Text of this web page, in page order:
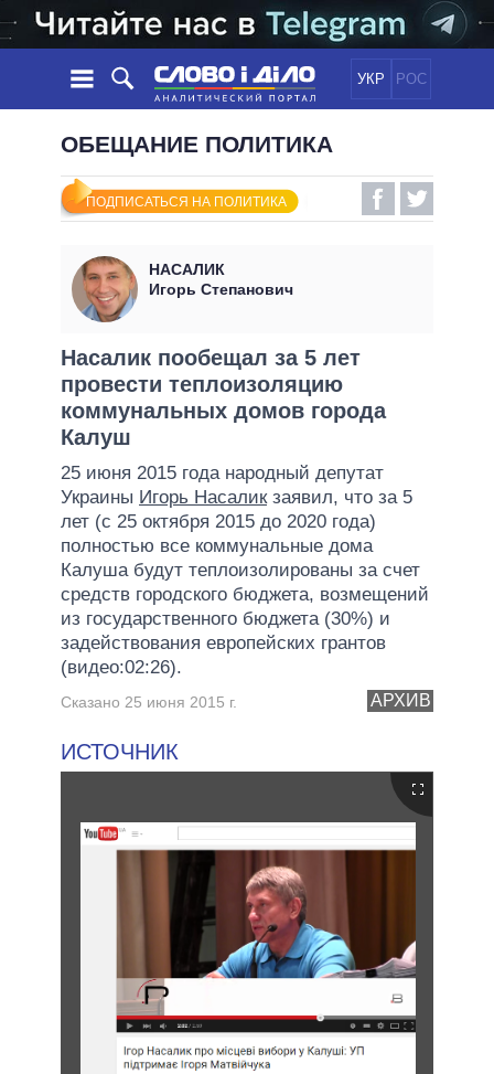
УКР РОС
НОВОСТИ
ЛЕНТА
СОБЫТИЯ
СТАТЬИ
МНЕНИЯ
ОБЗОРЫ
ДАЙДЖЕСТЫ
ПОЛИТИКА
ЭКОНОМИКА
МИР
ОБЕЩАНИЯ
ВСЕ ПОЛИТИКИ
ПРЕЗИДЕНТ И ОФИС
ВЕРХОВНАЯ РАДА
КАБИНЕТ МИНИСТРОВ
ГЛАВЫ ОБЛАДМИНИСТРАЦИЙ
МЭРЫ
ВСЕ ПЕРСОНЫ
ИНФОГРАФИКА
ПОДДЕРЖАТЬ
ОБЕЩАНИЕ ПОЛИТИКА
ПОДПИСАТЬСЯ НА ПОЛИТИКА
НАСАЛИК
Игорь Степанович
Насалик пообещал за 5 лет
провести теплоизоляцию
коммунальных домов города
Калуш
25 июня 2015 года народный депутат
Украины Игорь Насаликзаявил, что за 5
лет (с 25 октября 2015 до 2020 года)
полностью все коммунальные дома
Калуша будут теплоизолированы за счет
средств городского бюджета, возмещений
из государственного бюджета (30%) и
задействования европейских грантов
(видео:02:26).
АРХИВ
Сказано 25 июня 2015 г.
ИСТОЧНИК